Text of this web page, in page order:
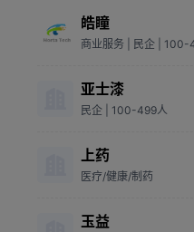
皓瞳
商业服务 | 民企 | 100-
亚士漆
民企 | 100-499人
上药
医疗/健康/制药
玉益